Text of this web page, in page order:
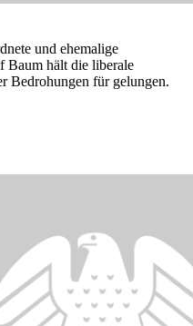
und ehemalige
Baum hält die liberale
Bedrohungen für gelungen.